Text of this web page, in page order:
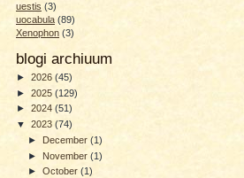
uestis (3)
uocabula (89)
Xenophon (3)
blogi archiuum
► 2026 (45)
► 2025 (129)
► 2024 (51)
▼ 2023 (74)
►December(1)
► November(1)
►October(1)